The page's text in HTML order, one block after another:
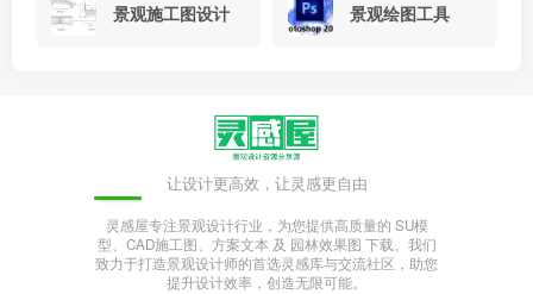
景观施工图设计 景观绘图工具
让设计更高效，让灵感更自由
灵感屋专注景观设计行业，为您提供高质量的 SU模
型、CAD施工图、方案文本 及 园林效果图 下载。我们
致力于打造景观设计师的首选灵感库与交流社区，助您
提升设计效率，创造无限可能。